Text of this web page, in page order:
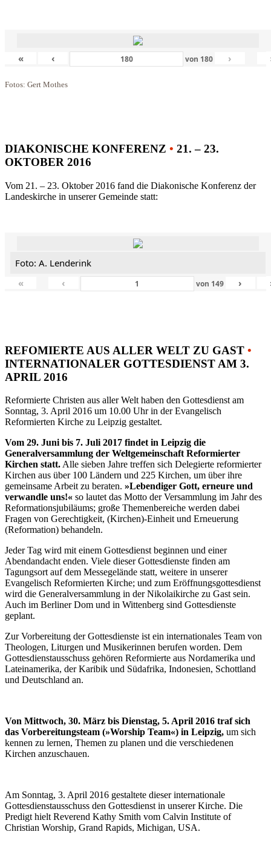
« ‹ von 180 ›
Fotos: Gert Mothes
DIAKONISCHE KONFERENZ • 21. – 23.
OKTOBER 2016
Vom 21. – 23. Oktober 2016 fand die Diakonische Konferenz der
Landeskirche in unserer Gemeinde statt:
Foto: A. Lenderink
«
‹ von 149 ›
REFOMIERTE AUS ALLER WELT ZU GAST •
INTERNATIONALER GOTTESDIENST AM 3.
APRIL 2016
Reformierte Christen aus aller Welt haben den Gottesdienst am
Sonntag, 3. April 2016 um 10.00 Uhr in der Evangelisch
Reformierten Kirche zu Leipzig gestaltet.
Vom 29. Juni bis 7. Juli 2017 findet in Leipzig die
Generalversammlung der Weltgemeinschaft Reformierter
Kirchen statt.Alle sieben Jahre treffen sich Delegierte reformierter
Kirchen aus über 100 Ländern und 225 Kirchen, um über ihre
gemeinsame Arbeit zu beraten. »Lebendiger Gott, erneure und
verwandle uns!« so lautet das Motto der Versammlung im Jahr des
Reformationsjubiläums; große Themenbereiche werden dabei
Fragen von Gerechtigkeit, (Kirchen)-Einheit und Erneuerung
(Reformation) behandeln.
Jeder Tag wird mit einem Gottesdienst beginnen und einer
Abendandacht enden. Viele dieser Gottesdienste finden am
Tagungsort auf dem Messegelände statt, weitere in unserer
Evangelisch Reformierten Kirche; und zum Eröffnungsgottesdienst
wird die Generalversammlung in der Nikolaikirche zu Gast sein.
Auch im Berliner Dom und in Wittenberg sind Gottesdienste
geplant.
Zur Vorbereitung der Gottesdienste ist ein internationales Team von
Theologen, Liturgen und Musikerinnen berufen worden. Dem
Gottesdienstausschuss gehören Reformierte aus Nordamerika und
Lateinamerika, der Karibik und Südafrika, Indonesien, Schottland
und Deutschland an.
Von Mittwoch, 30. März bis Dienstag, 5. April 2016 traf sich
das Vorbereitungsteam (»Worship Team«) in Leipzig, um sich
kennen zu lernen, Themen zu planen und die verschiedenen
Kirchen anzuschauen.
Am Sonntag, 3. April 2016 gestaltete dieser internationale
Gottesdienstausschuss den Gottesdienst in unserer Kirche. Die
Predigt hielt Reverend Kathy Smith vom Calvin Institute of
Christian Worship, Grand Rapids, Michigan, USA.